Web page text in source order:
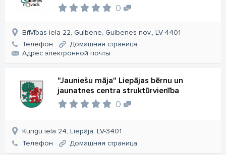
0
Brīvības iela 22, Gulbene, Gulbenes nov., LV-4401
Телефон
Домашняя страница
Aдрес электронной почты
"Jauniešu māja" Liepājas bērnu un
jaunatnes centra struktūrvienība
0
Kungu iela 24, Liepāja, LV-3401
Телефон
Домашняя страница